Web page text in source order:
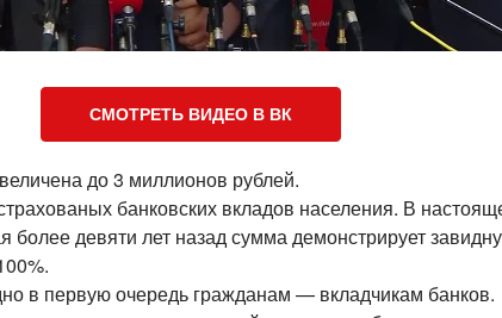
СМОТРЕТЬ ВИДЕО В ВК
до 3 миллионов рублей.
банковских вкладов населения. В
девяти лет назад сумма демонстрирует
в первую очередь гражданам — вкладчикам банков.